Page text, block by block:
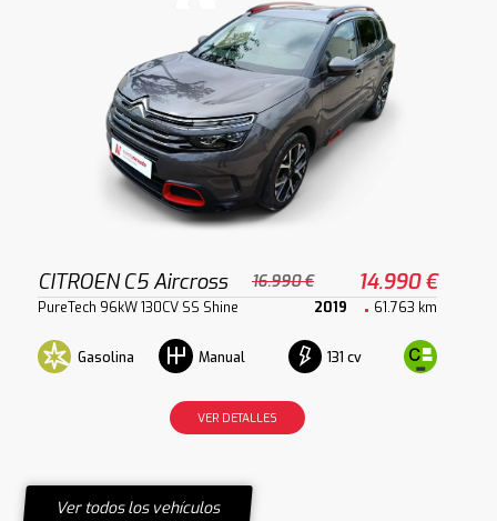
CITROEN C5 Aircross 16.990 € 14.990 €
PureTech 96kW 130CV SS Shine 2019 61.763 km
Gasolina Manual 131 cv
VER DETALLES
Ver todos los vehículos